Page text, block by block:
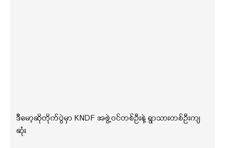
ဒီမော့ဆိုတိုက်ပွဲမှာ KNDF အဖွဲ့ဝင်တစ်ဦးနဲ့ ရွာသားတစ်ဦးကျ
ဆုံး